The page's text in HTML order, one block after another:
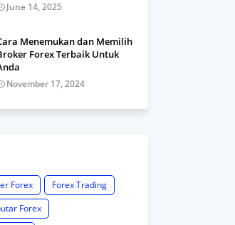
June 14, 2025
Menemukan dan Memilih
Forex Terbaik Untuk
November 17, 2024
Forex
Forex Trading
Forex